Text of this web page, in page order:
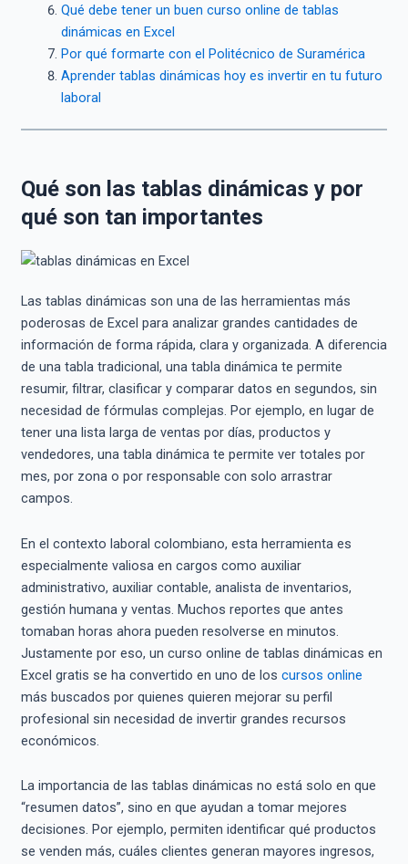
Qué debe tener un buen curso online de tablas
dinámicas en Excel
Por qué formarte con el Politécnico de Suramérica
Aprender tablas dinámicas hoy es invertir en tu futuro
laboral
Qué son las tablas dinámicas y por
qué son tan importantes
Las tablas dinámicas son una de las herramientas más
poderosas de Excel para analizar grandes cantidades de
información de forma rápida, clara y organizada. A diferencia
de una tabla tradicional, una tabla dinámica te permite
resumir, filtrar, clasificar y comparar datos en segundos, sin
necesidad de fórmulas complejas. Por ejemplo, en lugar de
tener una lista larga de ventas por días, productos y
vendedores, una tabla dinámica te permite ver totales por
mes, por zona o por responsable con solo arrastrar
campos.
En el contexto laboral colombiano, esta herramienta es
especialmente valiosa en cargos como auxiliar
administrativo, auxiliar contable, analista de inventarios,
gestión humana y ventas. Muchos reportes que antes
tomaban horas ahora pueden resolverse en minutos.
Justamente por eso, un curso online de tablas dinámicas en
Excel gratis se ha convertido en uno de los cursos online
más buscados por quienes quieren mejorar su perfil
profesional sin necesidad de invertir grandes recursos
económicos.
La importancia de las tablas dinámicas no está solo en que
“resumen datos”, sino en que ayudan a tomar mejores
decisiones. Por ejemplo, permiten identificar qué productos
se venden más, cuáles clientes generan mayores ingresos,